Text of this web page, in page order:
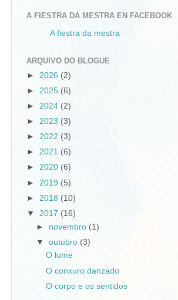
A FIESTRA DA MESTRA EN FACEBOOK
A fiestra da mestra
ARQUIVO DO BLOGUE
► 2026 (2)
► 2025 (6)
► 2024 (2)
► 2023 (3)
► 2022 (3)
► 2021 (6)
► 2020 (6)
► 2019 (5)
► 2018 (10)
▼ 2017 (16)
► novembro (1)
▼ outubro (3)
O lume
O conxuro danzado
O corpo e os sentidos